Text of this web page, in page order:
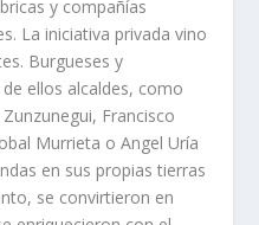
y compañías
La iniciativa privada vino
Burgueses y
ellos alcaldes, como
Francisco
Murrieta o Angel Uría
en sus propias tierras
se convirtieron en